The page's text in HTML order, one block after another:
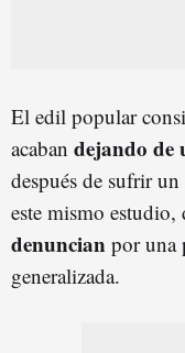
El edil popular
acaban dejando de
después de sufrir
este mismo estudio,
denuncian por una
generalizada.